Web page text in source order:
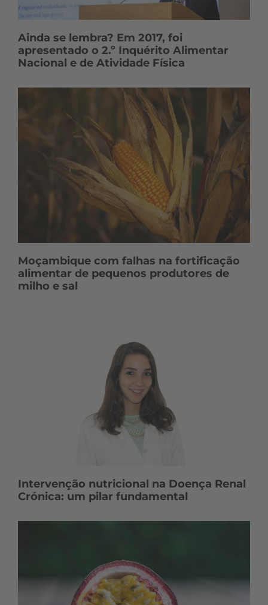
Ainda se lembra? Em 2017, foi
apresentado o 2.º Inquérito Alimentar
Nacional e de Atividade Física
Moçambique com falhas na fortificação
alimentar de pequenos produtores de
milho e sal
Intervenção nutricional na Doença Renal
Crónica: um pilar fundamental